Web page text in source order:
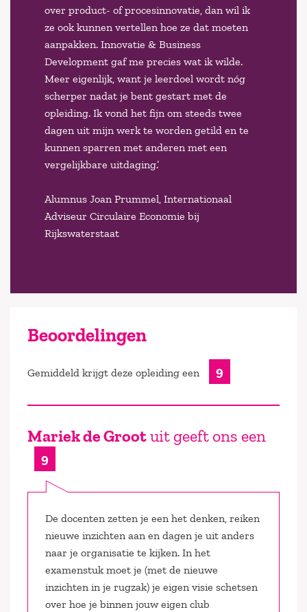
over product- of procesinnovatie, dan wil ik
ze ook kunnen vertellen hoe ze dat moeten
aanpakken. Innovatie & Business
Development gaf me precies wat ik wilde.
Meer eigenlijk, want je leerdoel wordt nóg
scherper nadat je bent gestart met de
opleiding. Ik vond het fijn om steeds twee
dagen uit mijn werk te worden getild en te
kunnen sparren met anderen met een
vergelijkbare uitdaging.’
Alumnus Joan Prummel, Internationaal
Adviseur Circulaire Economie bij
Rijkswaterstaat
Beoordelingen
Gemiddeld krijgt deze opleiding een 9
Mariek de Grootuit geeft ons een
9
De docenten zetten je een het denken, reiken
nieuwe inzichten aan en dagen je uit anders
naar je organisatie te kijken. In het
examenstuk moet je (met de nieuwe
inzichten in je rugzak) je eigen visie schetsen
over hoe je binnen jouw eigen club